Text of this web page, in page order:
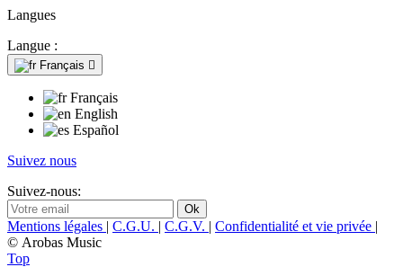
Langues
Langue :
Français 
Français
English
Español
Suivez nous
Suivez-nous:
Mentions légales | C.G.U. | C.G.V. | Confidentialité et vie privée |
© Arobas Music
Top